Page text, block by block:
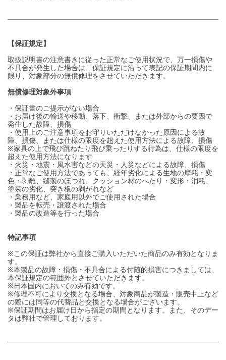
【保証規定】
取扱説明書の注意書きに従った正常なご使用状況で、万一損傷や
不具合が発生した場合は、保証規定に沿って表記の保証期間内に
限り、対象部分の無償修理をさせていただきます。
無償修理対象外事項
・保証書のご提示がない場合
・お届け後の輸送や移動、落下、衝撃、または外部からの要因で
発生した故障、損傷
・使用上のご注意事項をお守りいただけなかった原因による故
障、損傷、または仕様の限度を超えた使用方法による故障、損傷
※家具の上で飛び跳ねたり飛び乗ったりする行為は、仕様の限度を
超えた使用方法になります
・火災・地震・風水害などの天災・人災などによる故障、損傷
・正常なご使用方法であっても、経年劣化による生地の摩耗・変
色・剥離、縫製のほつれ、クッション材のへたり・変形・消耗、
塗装の劣化、突き板の剥がれなど
・業務用など、家庭用以外でご使用された場合
・製品を転売・譲渡された場合
・製品の改造等を行った場合
特記事項
※この保証は弊社から直接ご購入いただいた商品のみ有効となりま
す。
※本製品の故障・損傷・不具合による付随的損害につきましては、
本保証規定の範囲外とさせていただきます。
※日本国内においてのみ有効です。
※修理不可により交換となる場合、対象商品が製造・販売中止など
の際には同等の代替品と交換となる場合がございます。
※保証期間はお届け日から指定の期間となります。また、そのデー
タは弊社で管理しております。